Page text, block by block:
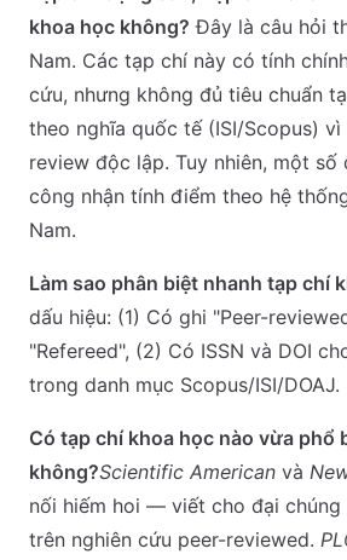
khoa học không? Đây là câu hỏi
Nam. Các tạp chí này có tính
cứu, nhưng không đủ tiêu chuẩn
theo nghĩa quốc tế (ISI/Scopus)
review độc lập. Tuy nhiên, một số
công nhận tính điểm theo hệ
Nam.
Làm sao phân biệt nhanh tạp chí
dấu hiệu: (1) Có ghi "Peer-
"Refereed", (2) Có ISSN và DOI
trong danh mục Scopus/ISI/DOAJ.
Có tạp chí khoa học nào vừa phổ
không?Scientific American và
nối hiếm hoi — viết cho đại chúng
trên nghiên cứu peer-reviewed.